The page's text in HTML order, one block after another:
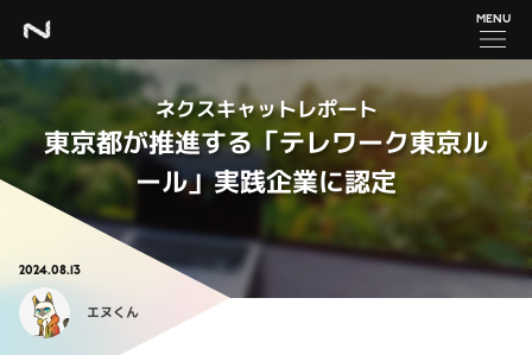
MENU
ネクスキャットレポート
東京都が推進する「テレワーク東京ル
ール」実践企業に認定
2024.08.13
エヌくん